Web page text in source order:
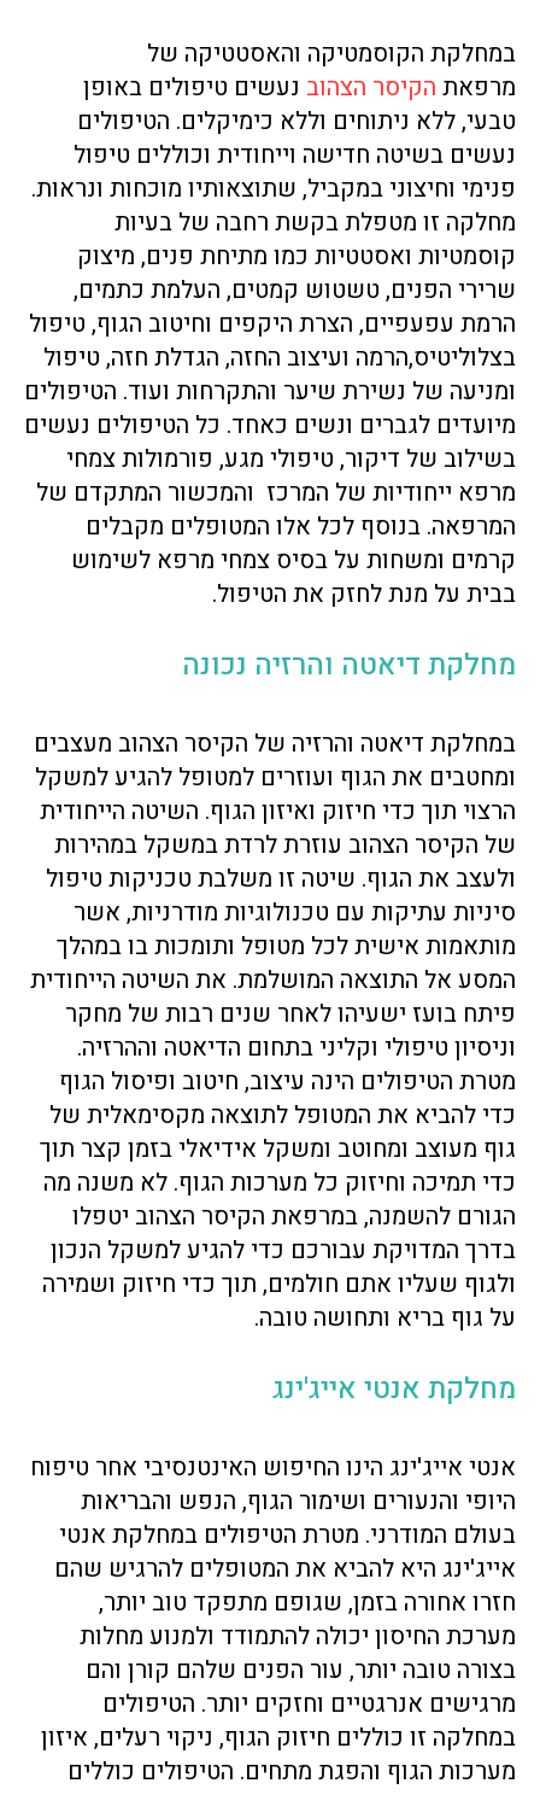
במחלקת הקוסמטיקה והאסטטיקה של
מרפאת הקיסר הצהוב נעשים טיפולים באופן
טבעי, ללא ניתוחים וללא כימיקלים. הטיפולים
נעשים בשיטה חדישה וייחודית וכוללים טיפול
פנימי וחיצוני במקביל, שתוצאותיו מוכחות ונראות.
מחלקה זו מטפלת בקשת רחבה של בעיות
קוסמטיות ואסטטיות כמו מתיחת פנים, מיצוק
שרירי הפנים, טשטוש קמטים, העלמת כתמים,
הרמת עפעפיים, הצרת היקפים וחיטוב הגוף, טיפול
בצלוליטיס,הרמה ועיצוב החזה, הגדלת חזה, טיפול
ומניעה של נשירת שיער והתקרחות ועוד. הטיפולים
מיועדים לגברים ונשים כאחד. כל הטיפולים נעשים
בשילוב של דיקור, טיפולי מגע, פורמולות צמחי
מרפא ייחודיות של המרכז והמכשור המתקדם של
המרפאה. בנוסף לכל אלו המטופלים מקבלים
קרמים ומשחות על בסיס צמחי מרפא לשימוש
בבית על מנת לחזק את הטיפול.
מחלקת דיאטה והרזיה נכונה
במחלקת דיאטה והרזיה של הקיסר הצהוב מעצבים
ומחטבים את הגוף ועוזרים למטופל להגיע למשקל
הרצוי תוך כדי חיזוק ואיזון הגוף. השיטה הייחודית
של הקיסר הצהוב עוזרת לרדת במשקל במהירות
ולעצב את הגוף. שיטה זו משלבת טכניקות טיפול
סיניות עתיקות עם טכנולוגיות מודרניות, אשר
מותאמות אישית לכל מטופל ותומכות בו במהלך
המסע אל התוצאה המושלמת. את השיטה הייחודית
פיתח בועז ישעיהו לאחר שנים רבות של מחקר
וניסיון טיפולי וקליני בתחום הדיאטה וההרזיה.
מטרת הטיפולים הינה עיצוב, חיטוב ופיסול הגוף
כדי להביא את המטופל לתוצאה מקסימאלית של
גוף מעוצב ומחוטב ומשקל אידיאלי בזמן קצר תוך
כדי תמיכה וחיזוק כל מערכות הגוף. לא משנה מה
הגורם להשמנה, במרפאת הקיסר הצהוב יטפלו
בדרך המדויקת עבורכם כדי להגיע למשקל הנכון
ולגוף שעליו אתם חולמים, תוך כדי חיזוק ושמירה
על גוף בריא ותחושה טובה.
מחלקת אנטי אייג'ינג
אנטי אייג'ינג הינו החיפוש האינטנסיבי אחר טיפוח
היופי והנעורים ושימור הגוף, הנפש והבריאות
בעולם המודרני. מטרת הטיפולים במחלקת אנטי
אייג'ינג היא להביא את המטופלים להרגיש שהם
חזרו אחורה בזמן, שגופם מתפקד טוב יותר,
מערכת החיסון יכולה להתמודד ולמנוע מחלות
בצורה טובה יותר, עור הפנים שלהם קורן והם
מרגישים אנרגטיים וחזקים יותר. הטיפולים
במחלקה זו כוללים חיזוק הגוף, ניקוי רעלים, איזון
מערכות הגוף והפגת מתחים. הטיפולים כוללים